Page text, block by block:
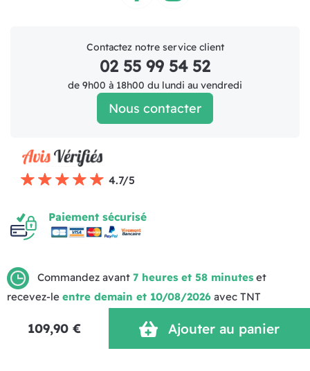
Commandez avant 7 heures et 58 minutes et
recevez-le entre demain et 10/08/2026 avec TNT
109,90 € Ajouter au panier
Contactez notre service client
02 55 99 54 52
de 9h00 à 18h00 du lundi au vendredi
Nous contacter
4.7/5
Paiement sécurisé
Mentions légales Politique de livraison CGV (1)
Politique de Confidentialité Réalisation MOTION4EVER